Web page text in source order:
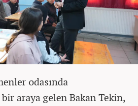
odasında
araya gelen Bakan Tekin,